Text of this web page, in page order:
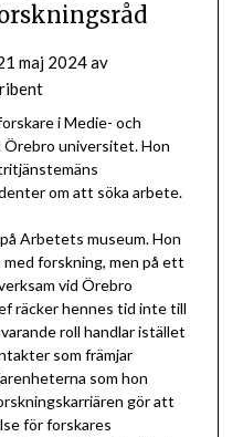
maj 2024av
i Medie- och
universitet. Hon
om att söka arbete.
Arbetets museum. Hon
forskning, men på ett
vid Örebro
räcker hennes tid inte till
roll handlar istället
som främjar
som hon
gör att
för forskares